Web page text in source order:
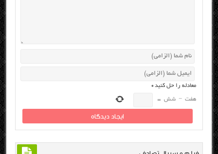
معادله را حل کنید*
هفت − شش =